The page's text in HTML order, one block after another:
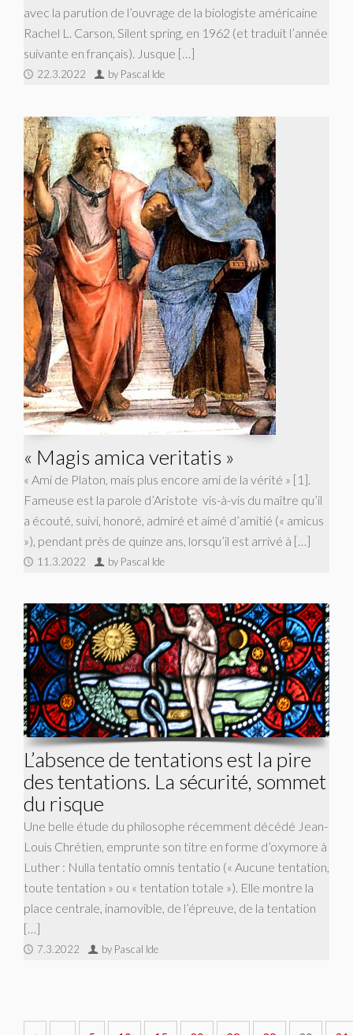
avec la parution de l’ouvrage de la biologiste américaine
Rachel L. Carson, Silent spring, en 1962 (et traduit l’année
suivante en français). Jusque […]
22.3.2022 by Pascal Ide
« Magis amica veritatis »
« Ami de Platon, mais plus encore ami de la vérité » [1].
Fameuse est la parole d’Aristote vis-à-vis du maître qu’il
a écouté, suivi, honoré, admiré et aimé d’amitié (« amicus
»), pendant près de quinze ans, lorsqu’il est arrivé à […]
11.3.2022 by Pascal Ide
L’absence de tentations est la pire
des tentations. La sécurité, sommet
du risque
Une belle étude du philosophe récemment décédé Jean-
Louis Chrétien, emprunte son titre en forme d’oxymore à
Luther : Nulla tentatio omnis tentatio (« Aucune tentation,
toute tentation » ou « tentation totale »). Elle montre la
place centrale, inamovible, de l’épreuve, de la tentation
[…]
7.3.2022 by Pascal Ide